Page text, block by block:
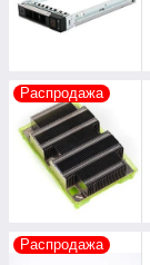
Распродажа
Распродажа